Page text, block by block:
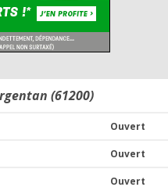
(61200)
Ouvert
Ouvert
Ouvert